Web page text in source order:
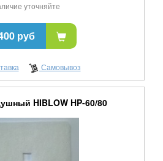
уточняйте
руб
Самовывоз
HIBLOW HP-60/80